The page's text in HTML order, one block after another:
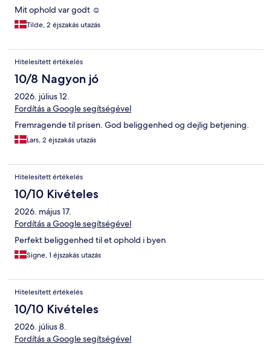
Mit ophold var godt ☺️
Tilde, 2 éjszakás utazás
Hitelesített értékelés
10/8 Nagyon jó
2026. július 12.
Fordítás a Google segítségével
Fremragende til prisen. God beliggenhed og dejlig betjening.
Lars, 2 éjszakás utazás
Hitelesített értékelés
10/10 Kivételes
2026. május 17.
Fordítás a Google segítségével
Perfekt beliggenhed til et ophold i byen
Signe, 1 éjszakás utazás
Hitelesített értékelés
10/10 Kivételes
2026. július 8.
Fordítás a Google segítségével